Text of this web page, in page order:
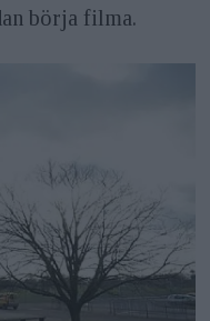
börja filma.